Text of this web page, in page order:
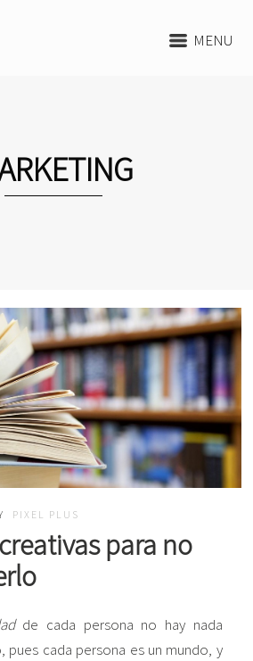
MENU
PIXEL PLUS
para no
de cada persona no hay nada
cada persona es un mundo, y